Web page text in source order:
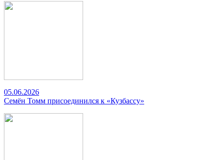
05.06.2026
Семён Томм присоединился к «Кузбассу»